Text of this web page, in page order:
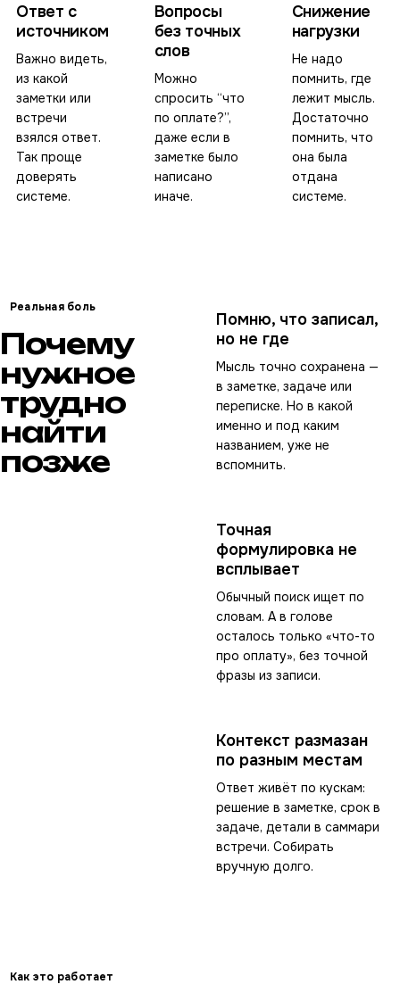
Ответ с
источником
Важно видеть,
из какой
заметки или
встречи
взялся ответ.
Так проще
доверять
системе.
Вопросы
без точных
слов
Можно
спросить “что
по оплате?”,
даже если в
заметке было
написано
иначе.
Снижение
нагрузки
Не надо
помнить, где
лежит мысль.
Достаточно
помнить, что
она была
отдана
системе.
Реальная боль
Почему
нужное
трудно
найти
позже
Помню, что записал,
но не где
Мысль точно сохранена —
в заметке, задаче или
переписке. Но в какой
именно и под каким
названием, уже не
вспомнить.
Точная
формулировка не
всплывает
Обычный поиск ищет по
словам. А в голове
осталось только «что-то
про оплату», без точной
фразы из записи.
Контекст размазан
по разным местам
Ответ живёт по кускам:
решение в заметке, срок в
задаче, детали в саммари
встречи. Собирать
вручную долго.
Как это работает